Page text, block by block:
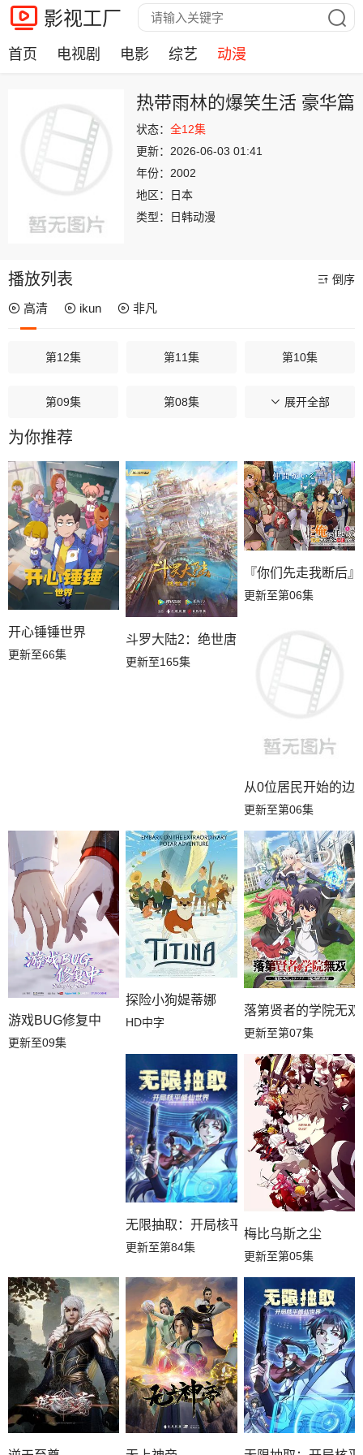
影视工厂
首页 电视剧 电影 综艺 动漫
热带雨林的爆笑生活 豪华篇
状态： 全12集
更新： 2026-06-03 01:41
年份： 2002
地区：
日本
类型：
日韩动漫
播放列表 倒序
高清 ikun 非凡
第12集 第11集 第10集
第09集 第08集 第07集
第06集
第03集 第02集 第01集
展开全部
为你推荐
开心锤锤世界
更新至66集
斗罗大陆2：绝世唐门
更新至165集
『你们先走我断后
更新至第06集
从0位居民开始的边
更新至第06集
游戏BUG修复中
更新至09集
探险小狗媞蒂娜
HD中字
落第贤者的学院无
更新至第07集
无限抽取：开局核平修仙世界动态漫
更新至第84集
梅比乌斯之尘
更新至第05集